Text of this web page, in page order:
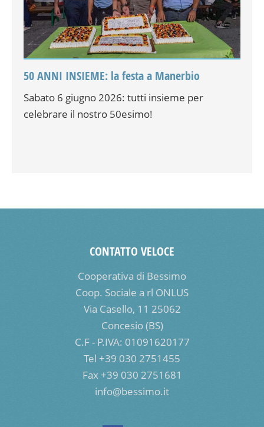
50 ANNI INSIEME: la festa a Manerbio
Sabato 6 giugno 2026: tutti insieme per
celebrare il nostro 50esimo!
CONTATTO VELOCE
Cooperativa di Bessimo
Coop. Sociale a rl ONLUS
Via Casello, 11 25062
Concesio (BS)
C.F - P.IVA: 01091620177
Tel +39 030 2751455
Fax +39 030 2751681
info@bessimo.it